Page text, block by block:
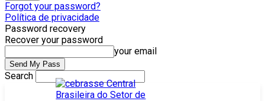
Forgot your password?
Política de privacidade
Password recovery
Recover your password
your email
Search